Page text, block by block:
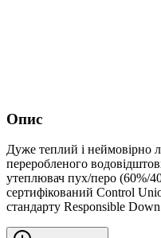
Опис
Дуже теплий і неймовірно
переробленого
утеплювач пух/перо (60%/
сертифікований Control
стандарту Responsible